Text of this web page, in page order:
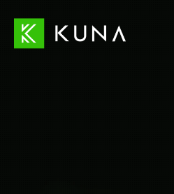
contenuto
footer